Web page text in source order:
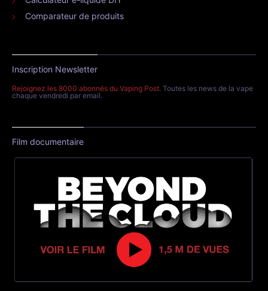
Comparateur de produits
Inscription Newsletter
Rejoignez les 8000 abonnés du Vaping Post. Toutes les news de la vape
chaque vendredi par email.
Film documentaire